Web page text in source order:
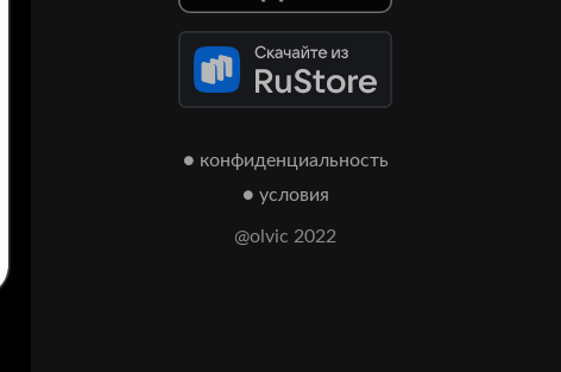
● конфиденциальность
● условия
@olvic 2022